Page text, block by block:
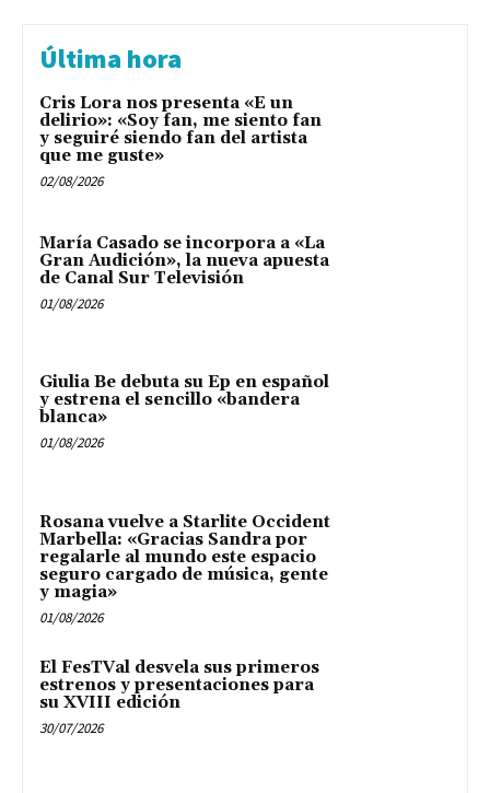
Última hora
Cris Lora nos presenta «E un
delirio»: «Soy fan, me siento fan
y seguiré siendo fan del artista
que me guste»
02/08/2026
María Casado se incorpora a «La
Gran Audición», la nueva apuesta
de Canal Sur Televisión
01/08/2026
Giulia Be debuta su Ep en español
y estrena el sencillo «bandera
blanca»
01/08/2026
Rosana vuelve a Starlite Occident
Marbella: «Gracias Sandra por
regalarle al mundo este espacio
seguro cargado de música, gente
y magia»
01/08/2026
El FesTVal desvela sus primeros
estrenos y presentaciones para
su XVIII edición
30/07/2026